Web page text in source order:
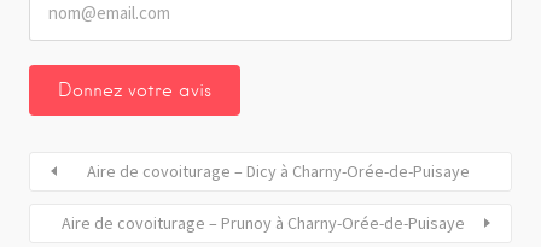
Aire de covoiturage – Dicy à Charny-Orée-de-Puisaye
Aire de covoiturage – Prunoy à Charny-Orée-de-Puisaye